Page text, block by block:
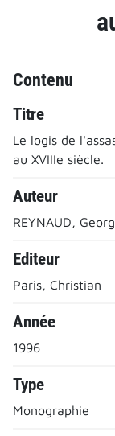
Contenu
Titre
Le logis de
au XVIIIe siècle.
Auteur
REYNAUD,
Editeur
Paris, Christian
Année
1996
Type
Monographie